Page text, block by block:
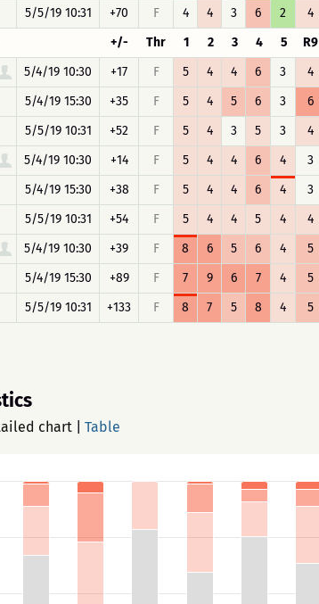
5/5/19 10:31
+70 F 4 4 3 6 2 4
+/- Thr 1 2 3 4 5 R9
5/4/19 10:30 +17 F 5 4 4 6 3 4
5/4/19 15:30
+35 F 5 4 5 6 3 6
5/5/19 10:31
+52 F 5 4 3 5 3 4
5/4/19 10:30 +14 F 5 4 4 6 4 3
5/4/19 15:30
+38 F 5 4 4 6 4 3
5/5/19 10:31
+54 F 5 4 4 5 4 4
5/4/19 10:30 +39 F 8 6 5 6 4 5
5/4/19 15:30
+89 F 7 9 6 7 4 5
5/5/19 10:31
+133 F 8 7 5 8 4 5
chart Table